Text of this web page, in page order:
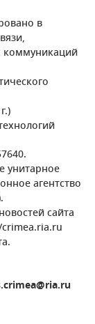
в
коммуникаций
унитарное
агентство
сайта